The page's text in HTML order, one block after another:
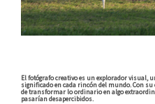
El fotógrafo creativo es un explorador visual,
significado en cada rincón del mundo. Con
de transformar lo ordinario en algo
pasarían desapercibidos.